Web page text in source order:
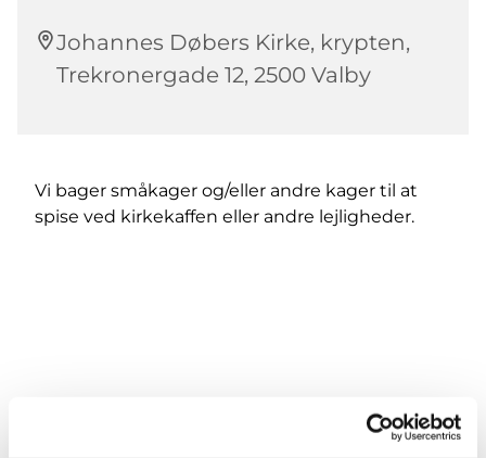
Johannes Døbers Kirke, krypten,
Trekronergade 12, 2500 Valby
Vi bager småkager og/eller andre kager til at
spise ved kirkekaffen eller andre lejligheder.